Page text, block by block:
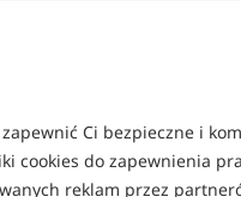
Ci bezpieczne i
cookies do zapewnienia
reklam przez